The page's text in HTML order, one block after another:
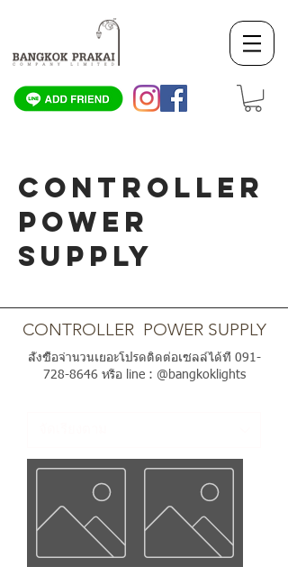
CONTROLLER
POWER
SUPPLY
CONTROLLER POWER SUPPLY
สั่งซื้อจำนวนเยอะโปรดติดต่อเซลล์ได้ที่ 091-
728-8646หรือ line : @bangkoklights